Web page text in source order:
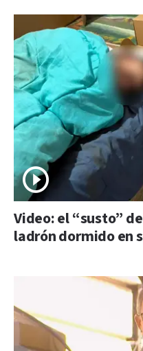
Video: el “susto”
ladrón dormido en